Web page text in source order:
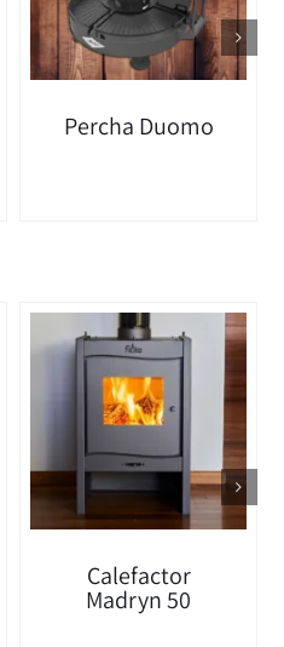
Percha Duomo
Calefactor
Madryn 50